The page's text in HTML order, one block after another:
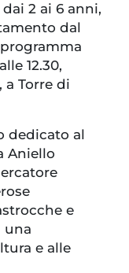
2 ai 6 anni,
dal
12.30,
a Torre di
dedicato al
Aniello
e
una
e alle